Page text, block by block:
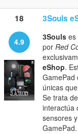
18 3Souls
4.9 3Souls es
por Red
eShop.
GamePad
únicas
Se trata
interactúa
sensores
GamePad.